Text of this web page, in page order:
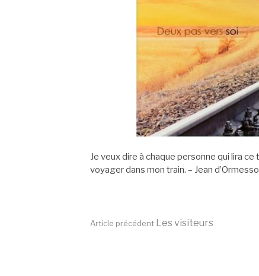
Je veux dire à chaque personne qui lira
voyager dans mon train. – Jean
Lire
Article précédent Les visiteurs